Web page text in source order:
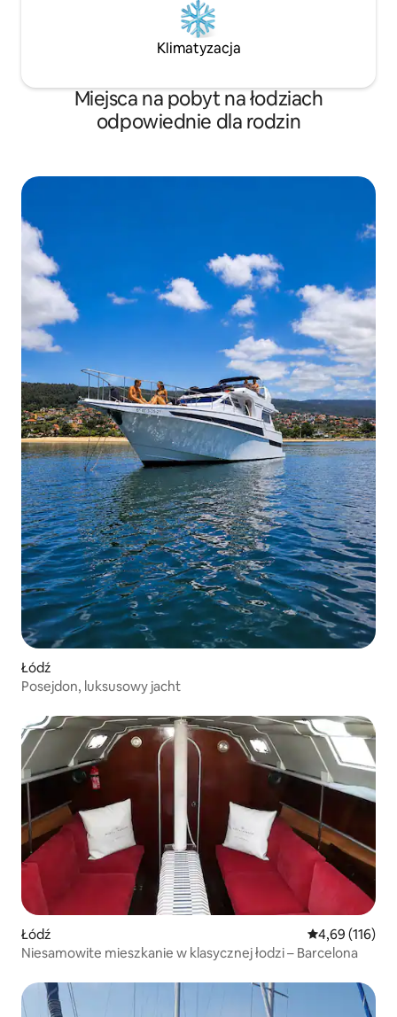
Klimatyzacja
Miejsca na pobyt na łodziach
odpowiednie dla rodzin
Łódź
Posejdon, luksusowy jacht
Łódź Średnia
4,69 (116)
Niesamowite mieszkanie w klasycznej łodzi – Barcelona